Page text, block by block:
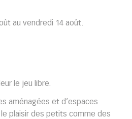
au vendredi 14 août.
le jeu libre.
aménagées et d’espaces
plaisir des petits comme des